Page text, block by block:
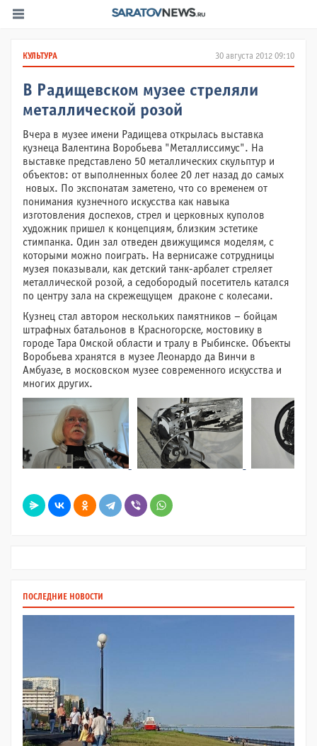
30 августа 2012 09:10
КУЛЬТУРА
В Радищевском музее стреляли
металлической розой
Вчера в музее имени Радищева открылась выставка
кузнеца Валентина Воробьева "Металлиссимус". На
выставке представлено 50 металлических скульптур и
объектов: от выполненных более 20 лет назад до самых
новых. По экспонатам заметено, что со временем от
понимания кузнечного искусства как навыка
изготовления доспехов, стрел и церковных куполов
художник пришел к концепциям, близким эстетике
стимпанка. Один зал отведен движущимся моделям, с
которыми можно поиграть. На вернисаже сотрудницы
музея показывали, как детский танк-арбалет стреляет
металлической розой, а седобородый посетитель катался
по центру зала на скрежещущем драконе с колесами.
Кузнец стал автором нескольких памятников – бойцам
штрафных батальонов в Красногорске, мостовику в
городе Тара Омской области и тралу в Рыбинске. Объекты
Воробьева хранятся в музее Леонардо да Винчи в
Амбуазе, в московском музее современного искусства и
многих других.
ПОСЛЕДНИЕ НОВОСТИ